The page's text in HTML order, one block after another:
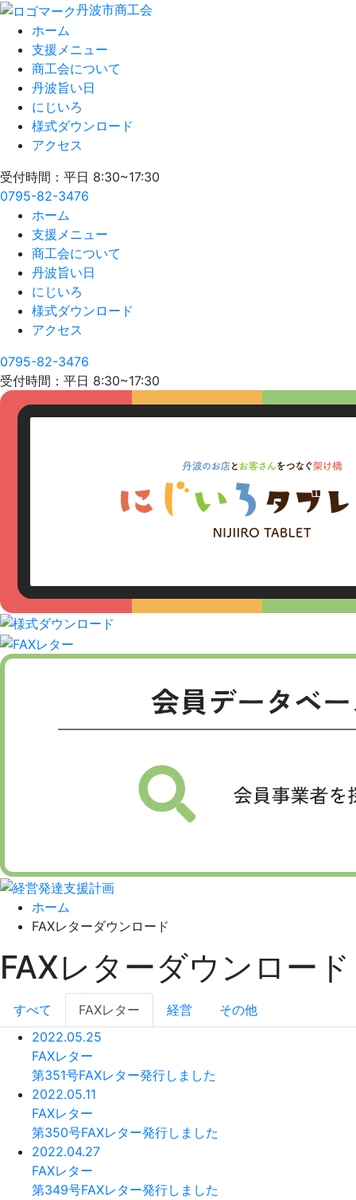
丹波市商工会
ホーム
支援メニュー
商工会について
丹波旨い日
にじいろ
様式ダウンロード
アクセス
受付時間：平日 8:30~17:30
0795-82-3476
ホーム
支援メニュー
商工会について
丹波旨い日
にじいろ
様式ダウンロード
アクセス
0795-82-3476
受付時間：平日 8:30~17:30
ホーム
FAXレターダウンロード
FAXレターダウンロード
すべて FAXレター 経営
その他
2022.05.25
FAXレター
第351号FAXレター発行しました
2022.05.11
FAXレター
第350号FAXレター発行しました
2022.04.27
FAXレター
第349号FAXレター発行しました